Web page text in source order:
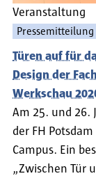
Veranstaltung
Pressemitteilung
Türen auf für
Design der
Werkschau
Am 25. und 26.
der FH
Campus. Ein
„Zwischen Tür